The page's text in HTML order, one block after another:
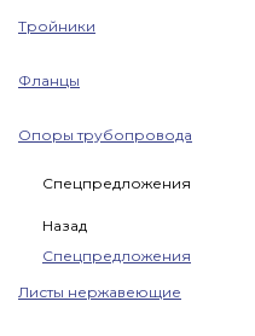
Тройники
Фланцы
Опоры трубопровода
Спецпредложения
Назад
Спецпредложения
Листы нержавеющие